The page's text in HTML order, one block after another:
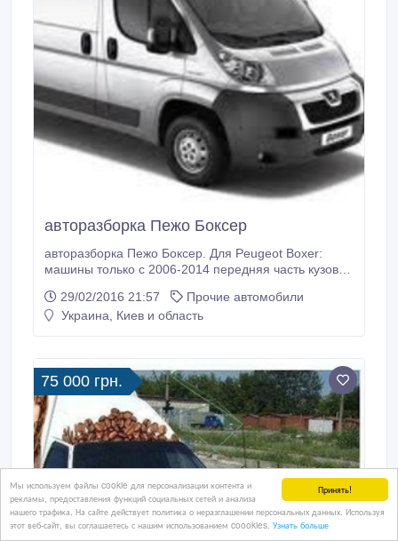
Принять!
Мы используем файлы cookie для персонализации контента и
рекламы, предоставления функций социальных сетей и анализа
нашего трафика. На сайте действует политика о неразглашении персональных данных. Используя
этот веб-сайт, вы соглашаетесь с нашим использованием coookies. Узнать больше
авторазборка Пежо Боксер
авторазборка Пежо Боксер. Для Peugeot Boxer:
машины только с 2006-2014 передняя часть кузова,
многое другое. Доставка по Украине..
29/02/2016 21:57
Прочие автомобили
Украина, Киев и область
75 000 грн.